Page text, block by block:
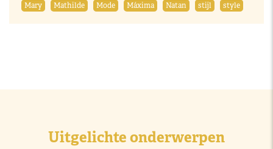
Mary
Mathilde Mode Máxima Natan stijl style
Uitgelichte onderwerpen